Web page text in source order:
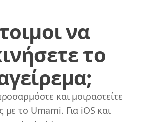
να
το
και μοιραστείτε
με το Umami. Για iOS και